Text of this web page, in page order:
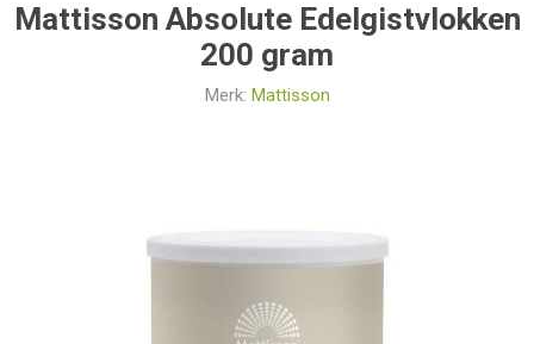
Mattisson Absolute Edelgistvlokken
200 gram
Merk: Mattisson